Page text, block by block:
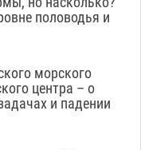
половодья и
морского
центра – о
и падении